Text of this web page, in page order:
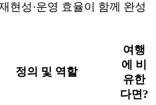
현성·운영 효율이 함께 완성
정의 및 역할
여행
에 비
유한
다면?